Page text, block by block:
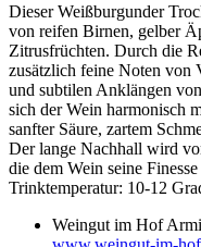
Dieser Weißburgunder
von reifen Birnen, gelber
Zitrusfrüchten. Durch die
zusätzlich feine Noten von
und subtilen Anklängen
sich der Wein harmonisch
sanfter Säure, zartem
Der lange Nachhall wird
die dem Wein seine
Trinktemperatur: 10-12
Weingut im Hof